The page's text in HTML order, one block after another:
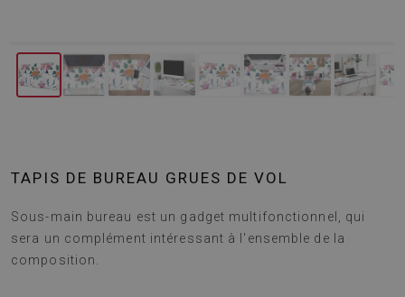
TAPIS DE BUREAU GRUES DE VOL
Sous-main bureau est un gadget multifonctionnel, qui
sera un complément intéressant à l'ensemble de la
composition.